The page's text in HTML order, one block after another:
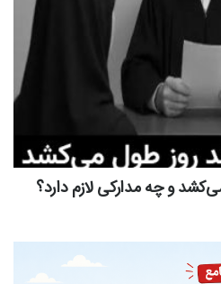
و چه مدارکی لازم دارد؟